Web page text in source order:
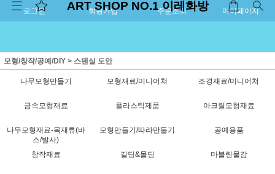
로그인 회원가입 주문조회 마이페이지
ART SHOP NO.1 이레화방
모형/창작/공예/DIY > 스텐실 도안
나무모형만들기 모형재료/미니어쳐 조경재료/미니어쳐
금속모형재료 플라스틱제품 아크릴모형재료
나무모형재료-목재류(바
스/발사)
모형만들기/따라만들기 공예용품
창작재료 길딩&몰딩 마블링물감